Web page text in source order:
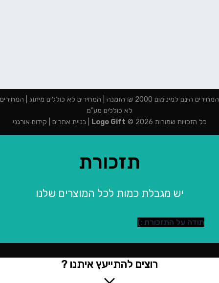
המחירים הינם למינימום 2000 ₪ הזמנה | המחירים לא כוללים מיתוג | המחירים
לא כוללים מע"מ
כל הזכויות שמורות 2026 ©
Logo Gift
|בניית אתרים קידום אורגני
תזכורת
יש מגבלת כמות לכל המוצרים שלנו
תודה על התזכורת :)
רוצים להתייעץ איתנו ?